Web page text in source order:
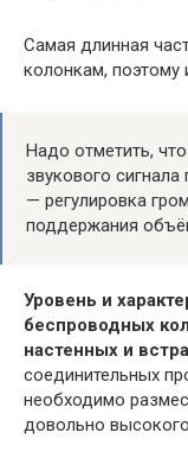
Самая длинная
колонкам, поэтому
Надо отметить,
звукового
— регулировка
поддержания
Уровень и
беспроводных
настенных и
соединительных
необходимо
довольно